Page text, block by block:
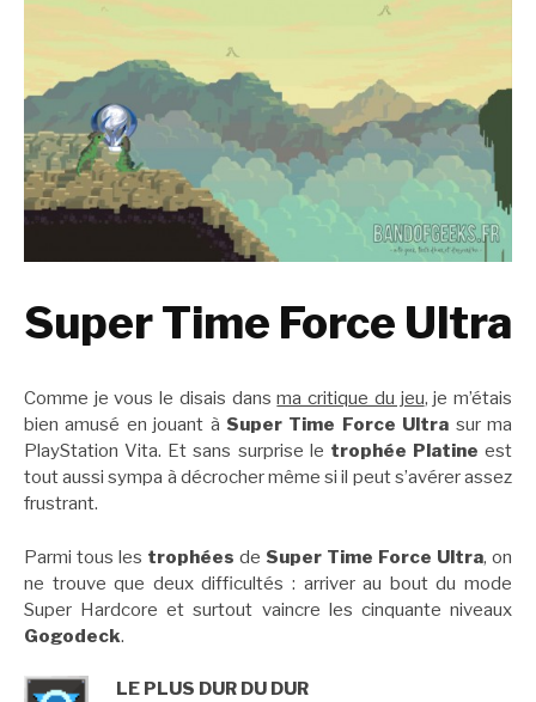
Super Time Force Ultra
Comme je vous le disais dansma critique du jeu, je m’étais
bien amusé en jouant à Super Time Force Ultra sur ma
PlayStation Vita. Et sans surprise le trophée Platine est
tout aussi sympa à décrocher même si il peut s’avérer assez
frustrant.
Parmi tous les trophées de Super Time Force Ultra, on
ne trouve que deux difficultés : arriver au bout du mode
Super Hardcore et surtout vaincre les cinquante niveaux
Gogodeck.
LE PLUS DUR DU DUR